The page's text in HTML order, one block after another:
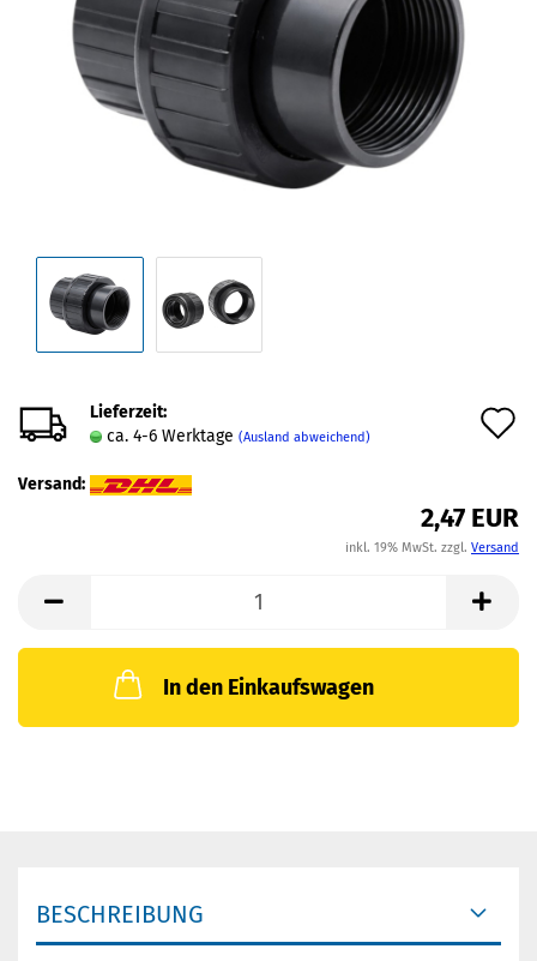
Lieferzeit:
ca. 4-6 Werktage (Ausland abweichend)
Versand:
2,47 EUR
inkl. 19% MwSt. zzgl. Versand
In den Einkaufswagen
BESCHREIBUNG